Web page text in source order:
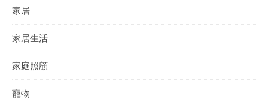
家居
家居生活
家庭照顧
寵物